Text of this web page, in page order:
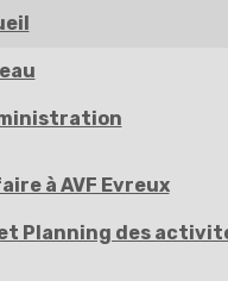
à AVF Evreux
Planning des